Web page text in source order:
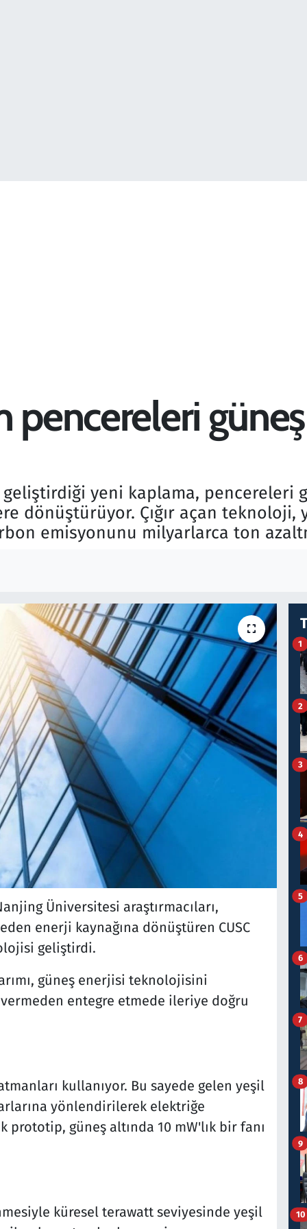
pencereleri
yeni kaplama, pencereleri
dönüştürüyor. Çığır açan teknoloji,
emisyonunu milyarlarca ton
Üniversitesi araştırmacıları,
enerji kaynağına dönüştüren CUSC
geliştirdi.
güneş enerjisi teknolojisini
entegre etmede ileriye doğru
kullanıyor. Bu sayede gelen yeşil
yönlendirilerek elektriğe
güneş altında 10 mW'lık bir fanı
küresel terawatt seviyesinde yeşil
1
2
3
4
5
6
7
8
9
10